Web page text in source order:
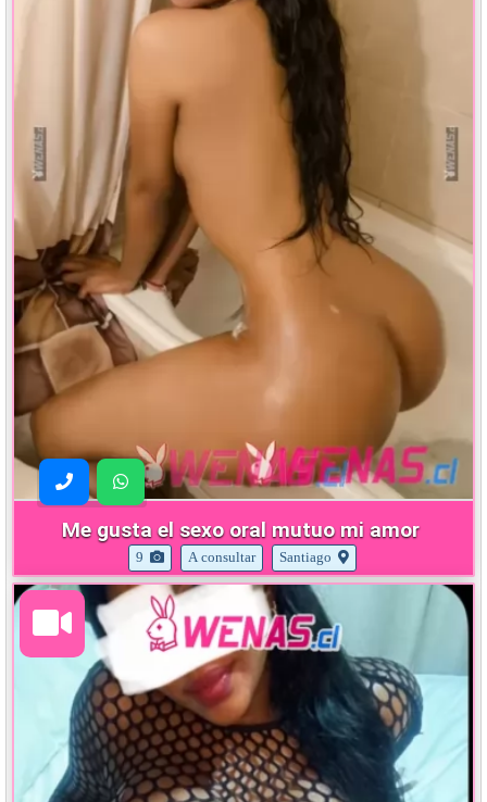
Me gusta el sexo oral mutuo mi amor
9 A consultar Santiago